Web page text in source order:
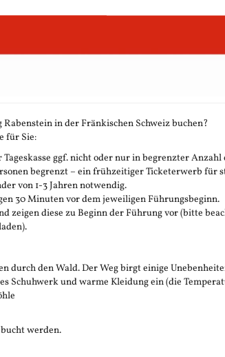
in der Fränkischen Schweiz buchen?
für Sie:
ggf. nicht oder nur in begrenzter
begrenzt – ein frühzeitiger Ticketerwerb für
von 1-3 Jahren notwendig.
30 Minuten vor dem jeweiligen Führungsbeginn.
zeigen diese zu Beginn der Führung vor (bitte
durch den Wald. Der Weg birgt einige
Schuhwerk und warme Kleidung ein (die
werden.